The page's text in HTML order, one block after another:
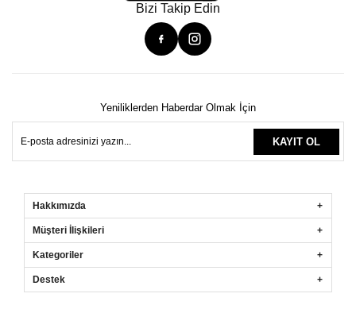
Bizi Takip Edin
Yeniliklerden Haberdar Olmak İçin
KAYIT OL
Hakkımızda
Müşteri İlişkileri
Kategoriler
Destek